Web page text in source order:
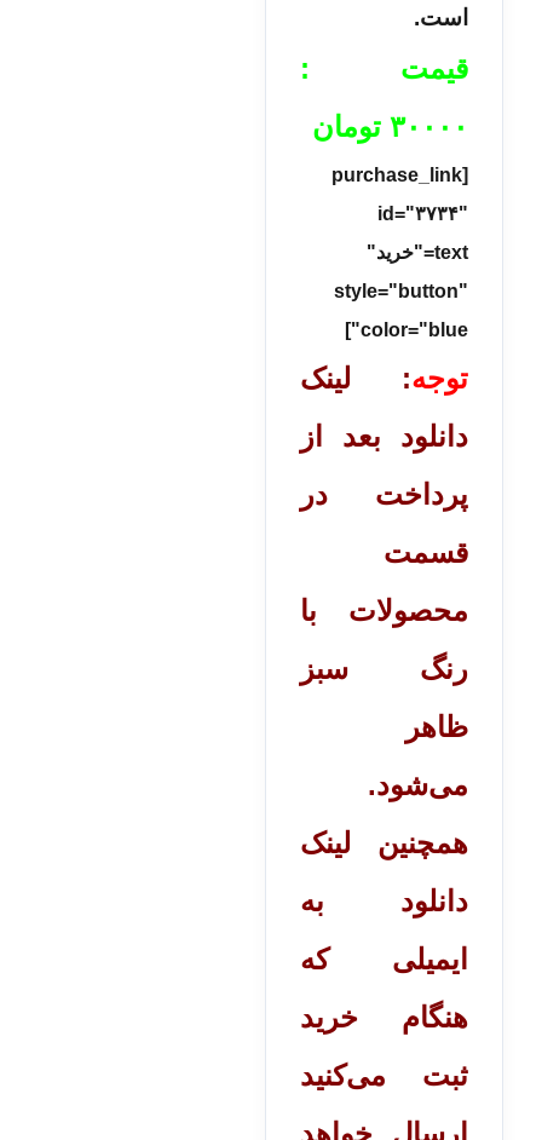
است.
قیمت :
۳۰۰۰۰ تومان
[purchase_link
id="۳۷۳۴"
text="خرید"
style="button"
color="blue"]
توجه: لینک
دانلود بعد از
پرداخت در
قسمت
محصولات با
رنگ سبز
ظاهر
می‌شود.
همچنین لینک
دانلود به
ایمیلی که
هنگام خرید
ثبت می‌کنید
ارسال خواهد